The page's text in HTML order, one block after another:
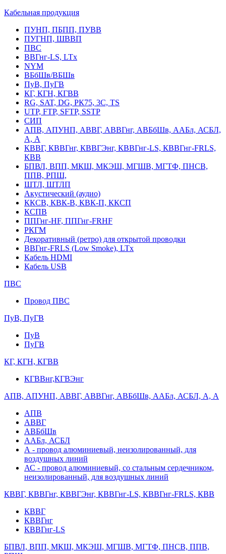
Кабельная продукция
ПУНП, ПБПП, ПУВВ
ПУГНП, ШВВП
ПВС
ВВГнг-LS, LTx
NYM
ВБбШв/ВБШв
ПуВ, ПуГВ
КГ, КГН, КГВВ
RG, SAT, DG, РК75, 3С, TS
UTP, FTP, SFTP, SSTP
СИП
АПВ, АПУНП, АВВГ, АВВГнг, АВБбШв, ААБл, АСБЛ,
А, А
КВВГ, КВВГнг, КВВГЭнг, КВВГнг-LS, КВВГнг-FRLS,
КВВ
БПВЛ, ВПП, МКШ, МКЭШ, МГШВ, МГТФ, ПНСВ,
ППВ, РПШ,
ШТЛ, ШТЛП
Акустический (аудио)
ККСВ, КВК-В, КВК-П, ККСП
КСПВ
ППГнг-HF, ППГнг-FRHF
РКГМ
Декоративный (ретро) для открытой проводки
ВВГнг-FRLS (Low Smoke), LTx
Кабель HDMI
Кабель USB
ПВС
Провод ПВС
ПуВ, ПуГВ
ПуВ
ПуГВ
КГ, КГН, КГВВ
КГВВнг,КГВЭнг
АПВ, АПУНП, АВВГ, АВВГнг, АВБбШв, ААБл, АСБЛ, А, А
АПВ
АВВГ
АВБбШв
ААБл, АСБЛ
А - провод алюминиевый, неизолированный, для
воздушных линий
АС - провод алюминиевый, со стальным сердечником,
неизолированный, для воздушных линий
КВВГ, КВВГнг, КВВГЭнг, КВВГнг-LS, КВВГнг-FRLS, КВВ
КВВГ
КВВГнг
КВВГнг-LS
БПВЛ, ВПП, МКШ, МКЭШ, МГШВ, МГТФ, ПНСВ, ППВ,